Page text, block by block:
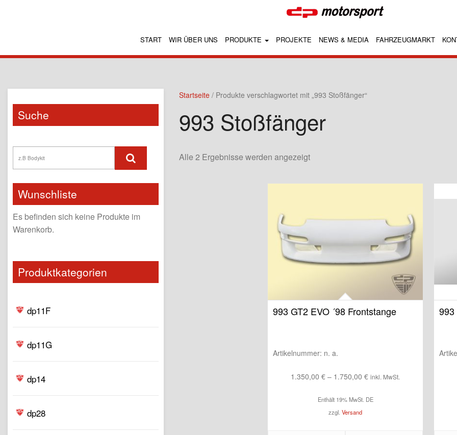
START WIR ÜBER UNS PRODUKTE PROJEKTE NEWS & MEDIA FAHRZEUGMARKT
Suche
Wunschliste
Es befinden sich keine Produkte im
Warenkorb.
Produktkategorien
dp11F
dp11G
dp14
dp28
Startseite / Produkte verschlagwortet mit „993 Stoßfänger“
993 Stoßfänger
Alle 2 Ergebnisse werden angezeigt
993 GT2 EVO ´98 Frontstange
Artikelnummer: n. a.
1.350,00€ – 1.750,00€Preisspanne:
bis
inkl. MwSt.
Enthält 19% MwSt. DE
zzgl.Versand
993